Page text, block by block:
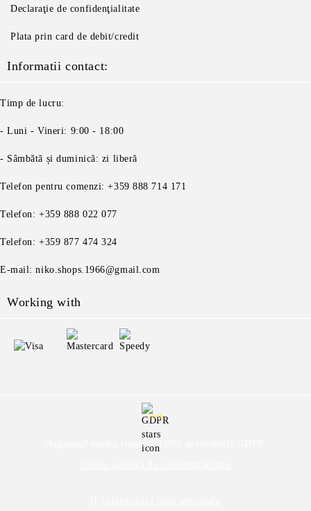
Declaraţie de confidenţialitate
Plata prin card de debit/credit
Informatii contact:
Timp de lucru:
- Luni - Vineri: 9:00 - 18:00
- Sâmbătă și duminică: zi liberă
Telefon pentru comenzi: +359 888 714 171
Telefon: +359 888 022 077
Telefon: +359 877 474 324
E-mail: niko.shops.1966@gmail.com
Working with
GDPR
Magazinul nostru respecta 100% prevederile GDPR.